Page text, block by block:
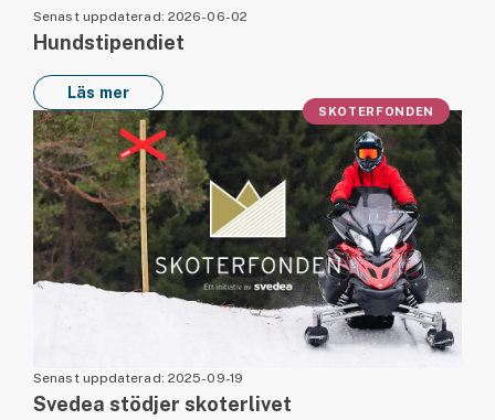
Hundstipendiet
Senast uppdaterad: 2026-06-02
Läs mer
SKOTERFONDEN
Senast uppdaterad: 2025-09-19
Svedea stödjer skoterlivet